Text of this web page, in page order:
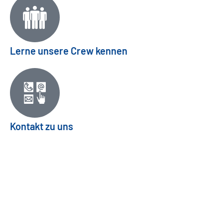
Lerne unsere Crew kennen
Kontakt zu uns